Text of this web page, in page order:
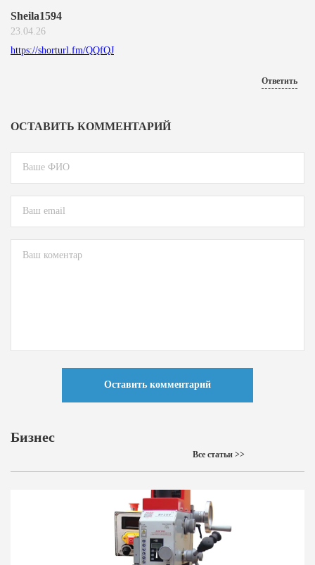
Sheila1594
23.04.26
https://shorturl.fm/QQfQJ
Ответить
ОСТАВИТЬ КОММЕНТАРИЙ
Оставить комментарий
Бизнес
Все статьи >>